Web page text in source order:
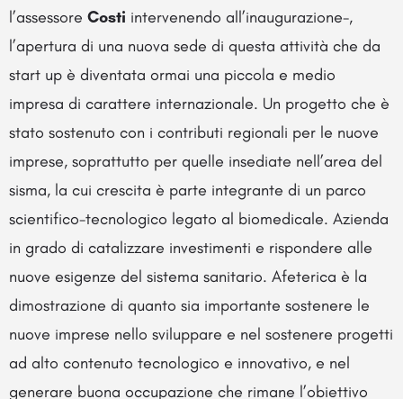
l’assessore Costi intervenendo all’inaugurazione-,
l’apertura di una nuova sede di questa attività che da
start up è diventata ormai una piccola e medio
impresa di carattere internazionale. Un progetto che è
stato sostenuto con i contributi regionali per le nuove
imprese, soprattutto per quelle insediate nell’area del
sisma, la cui crescita è parte integrante di un parco
scientifico-tecnologico legato al biomedicale. Azienda
in grado di catalizzare investimenti e rispondere alle
nuove esigenze del sistema sanitario. Afeterica è la
dimostrazione di quanto sia importante sostenere le
nuove imprese nello sviluppare e nel sostenere progetti
ad alto contenuto tecnologico e innovativo, e nel
generare buona occupazione che rimane l’obiettivo